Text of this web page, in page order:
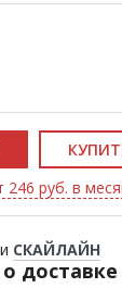
246 руб. в
СКАЙЛАЙН
доставке